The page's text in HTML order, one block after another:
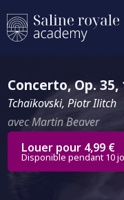
Concerto, Op.
Tchaïkovski, Piotr Ilitch
avec Martin Beaver
Louer pour 4,99 €
Disponible pendant 10